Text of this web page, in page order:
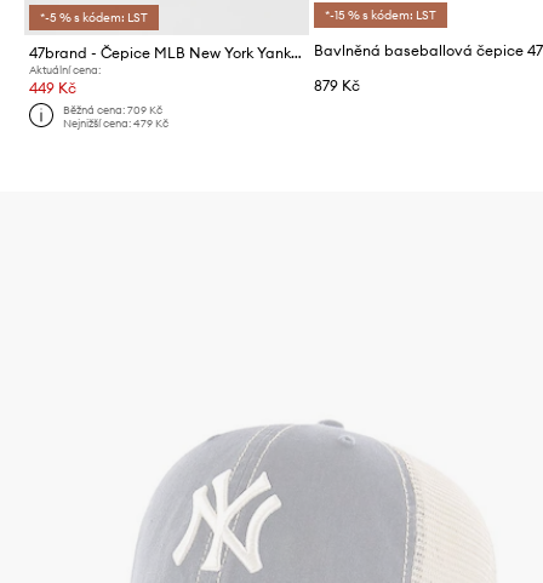
*-5 % s kódem: LST
47brand - Čepice MLB New York Yankees
Aktuální cena:
449 Kč
Běžná cena:709 Kč
Nejnižší cena:479 Kč
*-15 % s kódem: LST
879 Kč